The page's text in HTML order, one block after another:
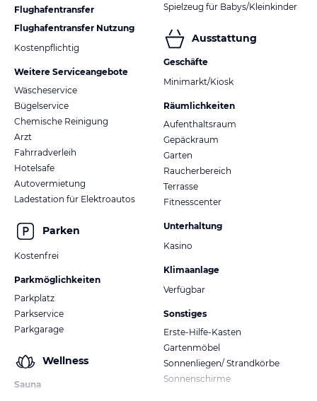
Flughafentransfer
Flughafentransfer Nutzung
Kostenpflichtig
Weitere Serviceangebote
Wäscheservice
Bügelservice
Chemische Reinigung
Arzt
Fahrradverleih
Hotelsafe
Autovermietung
Ladestation für Elektroautos
Parken
Kostenfrei
Parkmöglichkeiten
Parkplatz
Parkservice
Parkgarage
Wellness
Sauna
Spielzeug für Babys/Kleinkinder
Ausstattung
Geschäfte
Minimarkt/Kiosk
Räumlichkeiten
Aufenthaltsraum
Gepäckraum
Garten
Raucherbereich
Terrasse
Fitnesscenter
Unterhaltung
Kasino
Klimaanlage
Verfügbar
Sonstiges
Erste-Hilfe-Kasten
Gartenmöbel
Sonnenliegen/ Strandkörbe
Sonnenschirme